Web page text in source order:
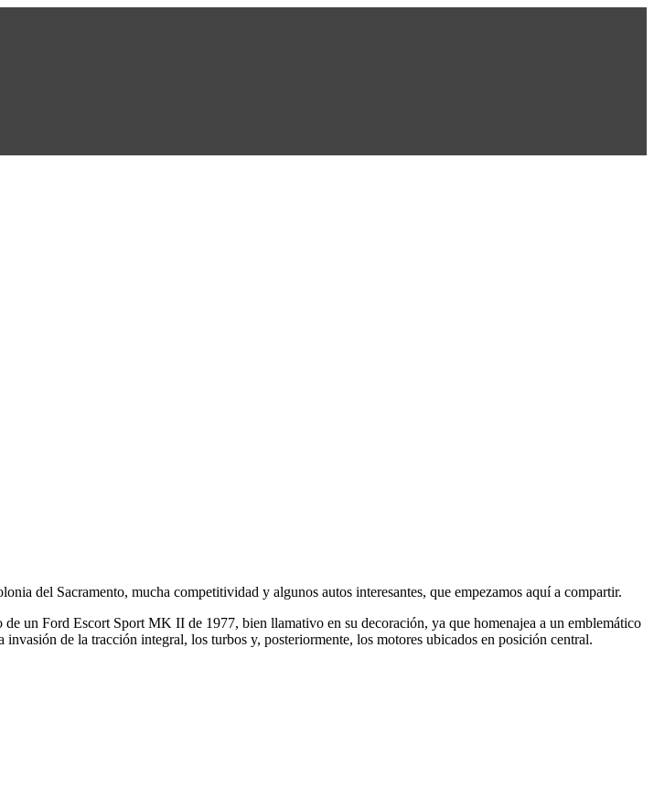
del Sacramento, mucha competitividad y algunos autos interesantes, que empezamos aquí a compartir.
un Ford Escort Sport MK II de 1977, bien llamativo en su decoración, ya que homenajea a un emblemático
de la tracción integral, los turbos y, posteriormente, los motores ubicados en posición central.